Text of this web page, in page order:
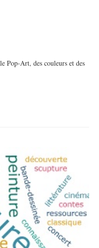
Pop-Art, des couleurs et des